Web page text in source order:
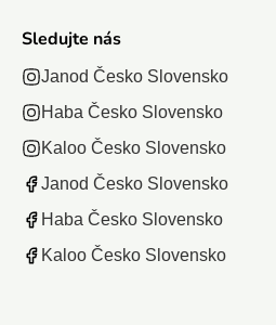
Sledujte nás
Janod Česko Slovensko
Haba Česko Slovensko
Kaloo Česko Slovensko
Janod Česko Slovensko
Haba Česko Slovensko
Kaloo Česko Slovensko